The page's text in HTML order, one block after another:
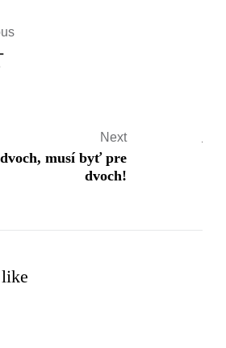
Next
musí byť pre
dvoch!